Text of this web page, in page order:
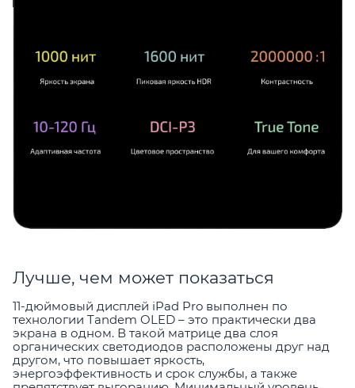
Лучше, чем может показаться
11-дюймовый дисплей iPad Pro выполнен по
технологии Tandem OLED – это практически два
экрана в одном. В такой матрице два слоя
органических светодиодов расположены друг над
другом, что повышает яркость,
энергоэффективность и срок службы, а также